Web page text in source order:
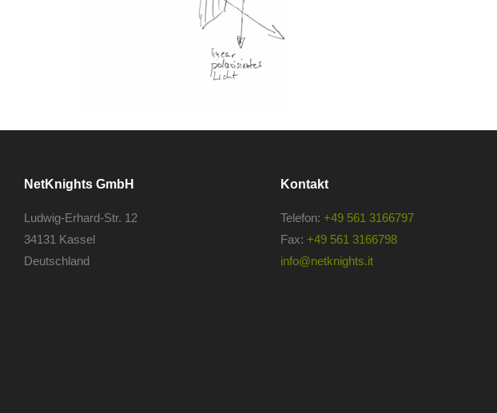
NetKnights GmbH
Ludwig-Erhard-Str. 12
34131 Kassel
Deutschland
Kontakt
Telefon: +49 561 3166797
Fax: +49 561 3166798
info@netknights.it